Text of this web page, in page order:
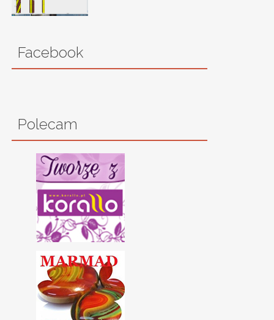
Facebook
Polecam